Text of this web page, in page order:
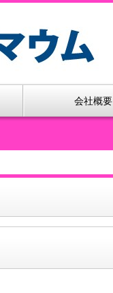
会社概要